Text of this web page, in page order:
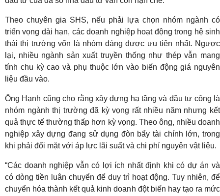
Theo chuyên gia SHS, nếu phải lựa chọn nhóm ngành có
triển vọng dài hạn, các doanh nghiệp hoạt động trong hệ sinh
thái thị trường vốn là nhóm đáng được ưu tiên nhất. Ngược
lại, nhiều ngành sản xuất truyền thống như thép vẫn mang
tính chu kỳ cao và phụ thuộc lớn vào biến động giá nguyên
liệu đầu vào.
Ông Hạnh cũng cho rằng xây dựng hạ tầng và đầu tư công là
nhóm ngành thị trường đã kỳ vọng rất nhiều năm nhưng kết
quả thực tế thường thấp hơn kỳ vọng. Theo ông, nhiều doanh
nghiệp xây dựng đang sử dụng đòn bẩy tài chính lớn, trong
khi phải đối mặt với áp lực lãi suất và chi phí nguyên vật liệu.
“Các doanh nghiệp vẫn có lợi ích nhất định khi có dự án và
có dòng tiền luân chuyển để duy trì hoạt động. Tuy nhiên, để
chuyển hóa thành kết quả kinh doanh đột biến hay tạo ra mức